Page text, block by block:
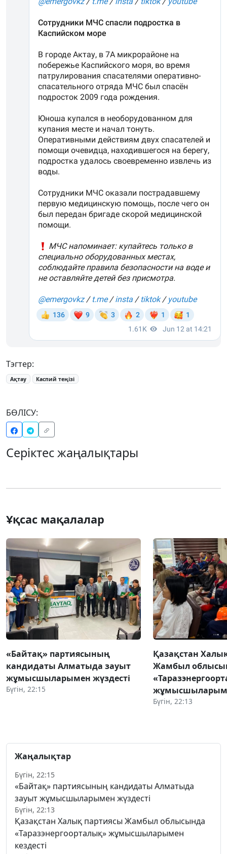
Тэгтер:
Ақтау Каспий теңізі
БӨЛІСУ:
Серіктес жаңалықтары
Ұқсас мақалалар
«Байтақ» партиясының
кандидаты Алматыда зауыт
жұмысшыларымен жүздесті
Бүгін, 22:15
Қазақстан
Жамбыл
Бүгін, 22:13
Жаңалықтар
Бүгін, 22:15
«Байтақ» партиясының кандидаты Алматыда
зауыт жұмысшыларымен жүздесті
Бүгін, 22:13
Қазақстан Халық партиясы Жамбыл облысында
«Таразэнергоорталық» жұмысшыларымен
кездесті